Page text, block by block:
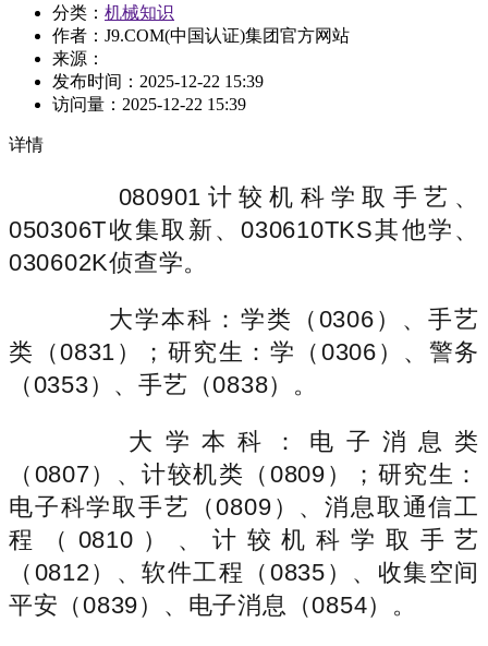
分类： 机械知识
作者：J9.COM(中国认证)集团官方网站
来源：
发布时间： 2025-12-22 15:39
访问量： 2025-12-22 15:39
详情
080901计较机科学取手艺、
050306T收集取新、030610TKS其他学、
030602K侦查学。
大学本科：学类（0306）、手艺
类（0831）；研究生：学（0306）、警务
（0353）、手艺（0838）。
大学本科：电子消息类
（0807）、计较机类（0809）；研究生：
电子科学取手艺（0809）、消息取通信工
程（0810）、计较机科学取手艺
（0812）、软件工程（0835）、收集空间
平安（0839）、电子消息（0854）。